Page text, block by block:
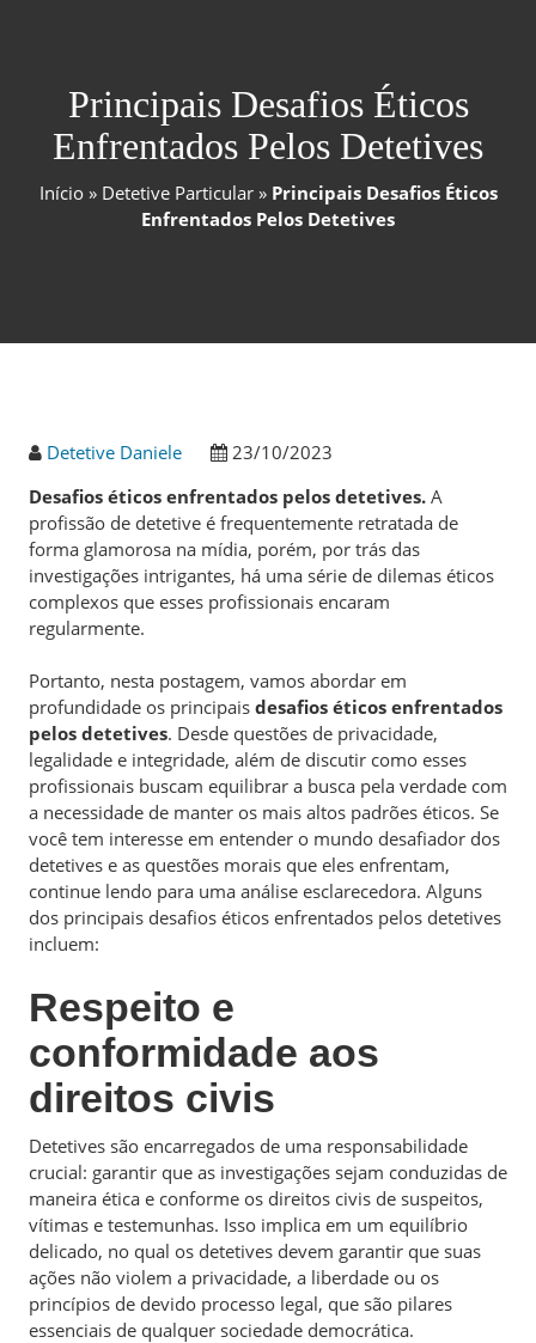
Principais Desafios Éticos
Enfrentados Pelos Detetives
Início» Detetive Particular» Principais Desafios Éticos
Enfrentados Pelos Detetives
Detetive Daniele
23/10/2023
Desafios éticos enfrentados pelos detetives. A
profissão de detetive é frequentemente retratada de
forma glamorosa na mídia, porém, por trás das
investigações intrigantes, há uma série de dilemas éticos
complexos que esses profissionais encaram
regularmente.
Portanto, nesta postagem, vamos abordar em
profundidade os principais desafios éticos enfrentados
pelos detetives. Desde questões de privacidade,
legalidade e integridade, além de discutir como esses
profissionais buscam equilibrar a busca pela verdade com
a necessidade de manter os mais altos padrões éticos. Se
você tem interesse em entender o mundo desafiador dos
detetives e as questões morais que eles enfrentam,
continue lendo para uma análise esclarecedora. Alguns
dos principais desafios éticos enfrentados pelos detetives
incluem:
Respeito e
conformidade aos
direitos civis
Detetives são encarregados de uma responsabilidade
crucial: garantir que as investigações sejam conduzidas de
maneira ética e conforme os direitos civis de suspeitos,
vítimas e testemunhas. Isso implica em um equilíbrio
delicado, no qual os detetives devem garantir que suas
ações não violem a privacidade, a liberdade ou os
princípios de devido processo legal, que são pilares
essenciais de qualquer sociedade democrática.